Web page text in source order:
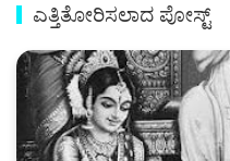
ಎತ್ತಿತೋರಿಸಲಾದ ಪೋಸ್ಟ್